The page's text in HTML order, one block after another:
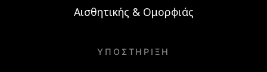
Αισθητικής & Ομορφιάς
ΥΠΟΣΤΉΡΙΞΗ